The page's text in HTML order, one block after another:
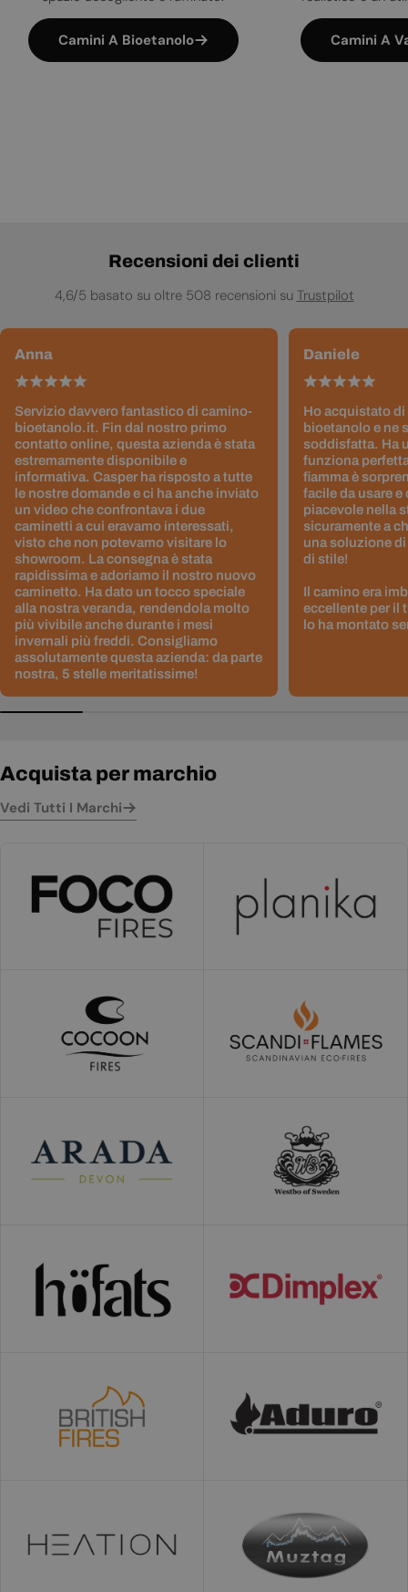
Camini A Bioetanolo Camini A
Recensioni dei clienti
4,6/5 basato su oltre 508 recensioni su Trustpilot
Anna
Servizio davvero fantastico di camino-
bioetanolo.it. Fin dal nostro primo
contatto online, questa azienda è stata
estremamente disponibile e
informativa. Casper ha risposto a tutte
le nostre domande e ci ha anche inviato
un video che confrontava i due
caminetti a cui eravamo interessati,
visto che non potevamo visitare lo
showroom. La consegna è stata
rapidissima e adoriamo il nostro nuovo
caminetto. Ha dato un tocco speciale
alla nostra veranda, rendendola molto
più vivibile anche durante i mesi
invernali più freddi. Consigliamo
assolutamente questa azienda: da parte
nostra, 5 stelle meritatissime!
Daniele
Ho acquistato di
bioetanolo e ne
soddisfatta. Ha
funziona
fiamma è
facile da usare e
piacevole nella
sicuramente a
una soluzione
di stile!
Il camino era
eccellente per il
lo ha montato
Acquista per marchio
Vedi Tutti I Marchi